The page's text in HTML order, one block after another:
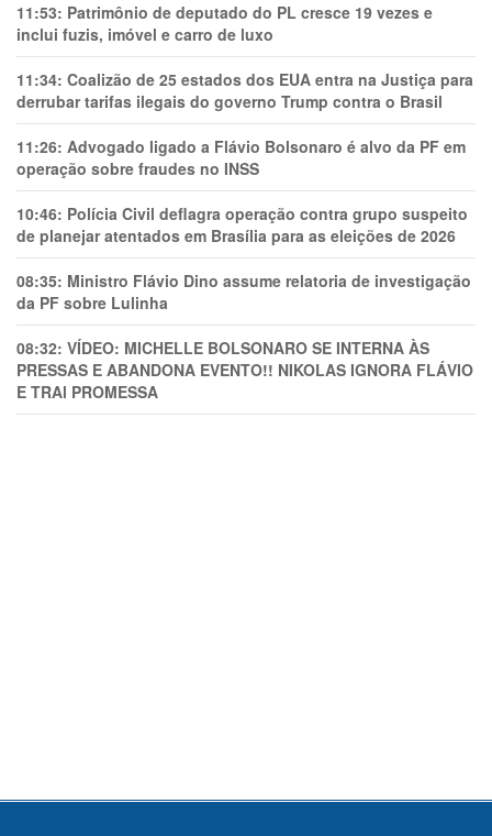
11:53: Patrimônio de deputado do PL cresce 19 vezes e
inclui fuzis, imóvel e carro de luxo
11:34: Coalizão de 25 estados dos EUA entra na Justiça para
derrubar tarifas ilegais do governo Trump contra o Brasil
11:26: Advogado ligado a Flávio Bolsonaro é alvo da PF em
operação sobre fraudes no INSS
10:46: Polícia Civil deflagra operação contra grupo suspeito
de planejar atentados em Brasília para as eleições de 2026
08:35: Ministro Flávio Dino assume relatoria de investigação
da PF sobre Lulinha
08:32: VÍDEO: MICHELLE BOLSONARO SE INTERNA ÀS
PRESSAS E ABANDONA EVENTO!! NIKOLAS IGNORA FLÁVIO
E TRAl PROMESSA